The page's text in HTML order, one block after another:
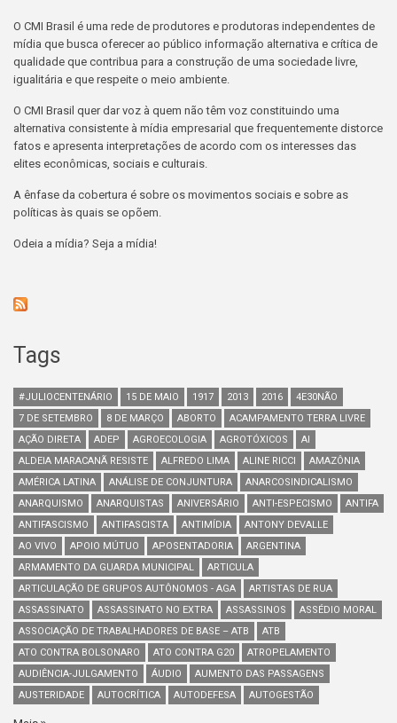
O CMI Brasil é uma rede de produtores e produtoras independentes de
mídia que busca oferecer ao público informação alternativa e crítica de
qualidade que contribua para a construção de uma sociedade livre,
igualitária e que respeite o meio ambiente.
O CMI Brasil quer dar voz à quem não têm voz constituindo uma
alternativa consistente à mídia empresarial que frequentemente distorce
fatos e apresenta interpretações de acordo com os interesses das
elites econômicas, sociais e culturais.
A ênfase da cobertura é sobre os movimentos sociais e sobre as
políticas às quais se opõem.
Odeia a mídia? Seja a mídia!
Tags
#JULIOCENTENÁRIO 15 DE MAIO 1917 2013 2016
4E30NÃO
7 DE SETEMBRO
8 DE MARÇO ABORTO
ACAMPAMENTO TERRA LIVRE
AÇÃO DIRETA
ADEP AGROECOLOGIA AGROTÓXICOS
AI
ALDEIA MARACANÃ RESISTE
ALFREDO LIMA ALINE RICCI
AMAZÔNIA
AMÉRICA LATINA
ANÁLISE DE CONJUNTURA
ANARCOSINDICALISMO
ANARQUISMO
ANARQUISTAS ANIVERSÁRIO ANTI-ESPECISMO
ANTIFA
ANTIFASCISMO
ANTIFASCISTA ANTIMÍDIA
ANTONY DEVALLE
AO VIVO
APOIO MÚTUO APOSENTADORIA
ARGENTINA
ARMAMENTO DA GUARDA MUNICIPAL
ARTICULA
ARTICULAÇÃO DE GRUPOS AUTÔNOMOS - AGA
ARTISTAS DE RUA
ASSASSINATO
ASSASSINATO NO EXTRA ASSASSINOS
ASSÉDIO MORAL
ASSOCIAÇÃO DE TRABALHADORES DE BASE – ATB
ATB
ATO CONTRA BOLSONARO
ATO CONTRA G20
ATROPELAMENTO
AUDIÊNCIA-JULGAMENTO
ÁUDIO
AUMENTO DAS PASSAGENS
AUSTERIDADE
AUTOCRÍTICA AUTODEFESA AUTOGESTÃO